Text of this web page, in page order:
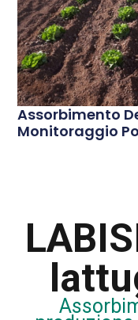
Assorbimento
Monitoraggio